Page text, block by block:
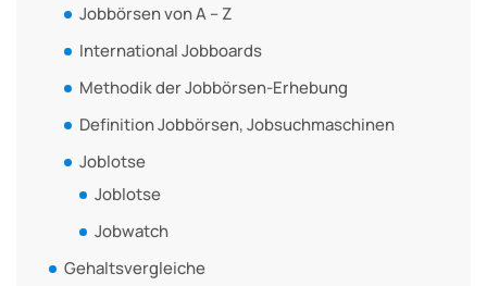
Jobbörsen von A – Z
International Jobboards
Methodik der Jobbörsen-Erhebung
Definition Jobbörsen, Jobsuchmaschinen
Joblotse
Joblotse
Jobwatch
Gehaltsvergleiche